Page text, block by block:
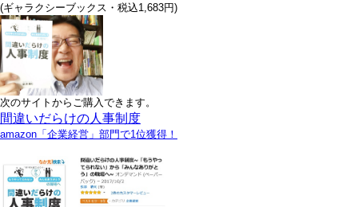
(ギャラクシーブックス・税込1,683円)
次のサイトからご購入できます。
間違いだらけの人事制度
amazon「企業経営」部門で1位獲得！